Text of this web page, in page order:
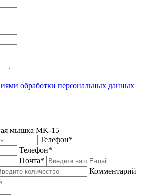
обработки персональных данных
мышка MK-15
Телефон*
Телефон*
Почта*
Комментарий